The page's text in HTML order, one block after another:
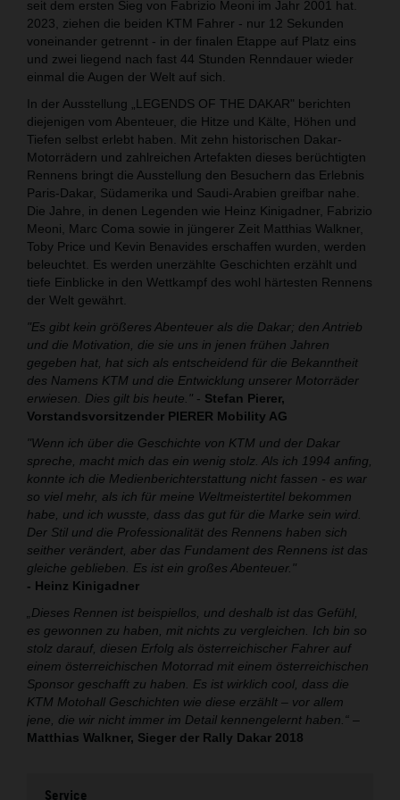
seit dem ersten Sieg von Fabrizio Meoni im Jahr 2001 hat.
2023, ziehen die beiden KTM Fahrer - nur 12 Sekunden
voneinander getrennt - in der finalen Etappe auf Platz eins
und zwei liegend nach fast 44 Stunden Renndauer wieder
einmal die Augen der Welt auf sich.
In der Ausstellung „LEGENDS OF THE DAKAR" berichten
diejenigen vom Abenteuer, die Hitze und Kälte, Höhen und
Tiefen selbst erlebt haben. Mit zehn historischen Dakar-
Motorrädern und zahlreichen Artefakten dieses berüchtigten
Rennens bringt die Ausstellung den Besuchern das Erlebnis
Paris-Dakar, Südamerika und Saudi-Arabien greifbar nahe.
Die Jahre, in denen Legenden wie Heinz Kinigadner, Fabrizio
Meoni, Marc Coma sowie in jüngerer Zeit Matthias Walkner,
Toby Price und Kevin Benavides erschaffen wurden, werden
beleuchtet. Es werden unerzählte Geschichten erzählt und
tiefe Einblicke in den Wettkampf des wohl härtesten Rennens
der Welt gewährt.
"Es gibt kein größeres Abenteuer als die Dakar; den Antrieb
und die Motivation, die sie uns in jenen frühen Jahren
gegeben hat, hat sich als entscheidend für die Bekanntheit
des Namens KTM und die Entwicklung unserer Motorräder
erwiesen. Dies gilt bis heute." - Stefan Pierer,
Vorstandsvorsitzender PIERER Mobility AG
"Wenn ich über die Geschichte von KTM und der Dakar
spreche, macht mich das ein wenig stolz. Als ich 1994 anfing,
konnte ich die Medienberichterstattung nicht fassen - es war
so viel mehr, als ich für meine Weltmeistertitel bekommen
habe, und ich wusste, dass das gut für die Marke sein wird.
Der Stil und die Professionalität des Rennens haben sich
seither verändert, aber das Fundament des Rennens ist das
gleiche geblieben. Es ist ein großes Abenteuer."
- Heinz Kinigadner
„Dieses Rennen ist beispiellos, und deshalb ist das Gefühl,
es gewonnen zu haben, mit nichts zu vergleichen. Ich bin so
stolz darauf, diesen Erfolg als österreichischer Fahrer auf
einem österreichischen Motorrad mit einem österreichischen
Sponsor geschafft zu haben. Es ist wirklich cool, dass die
KTM Motohall Geschichten wie diese erzählt – vor allem
jene, die wir nicht immer im Detail kennengelernt haben.“ –
Matthias Walkner, Sieger der Rally Dakar 2018
Service